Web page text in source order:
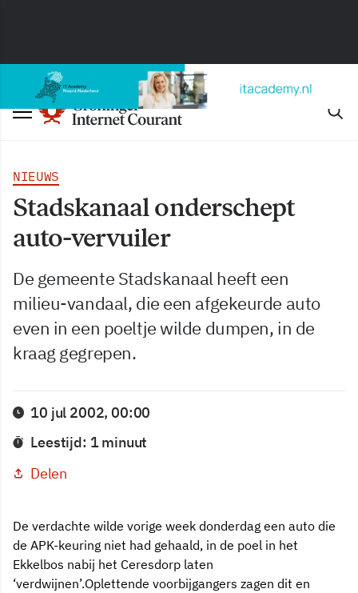
NIEUWS
Stadskanaal onderschept
auto-vervuiler
De gemeente Stadskanaal heeft een
milieu-vandaal, die een afgekeurde auto
even in een poeltje wilde dumpen, in de
kraag gegrepen.
10 jul 2002, 00:00
Leestijd: 1 minuut
Delen
De verdachte wilde vorige week donderdag een auto die
de APK-keuring niet had gehaald, in de poel in het
Ekkelbos nabij het Ceresdorp laten
‘verdwijnen’.Oplettende voorbijgangers zagen dit en